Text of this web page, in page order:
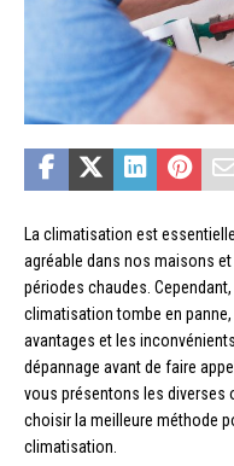
La climatisation est
agréable dans nos maisons
périodes chaudes.
climatisation tombe en
avantages et les
dépannage avant de faire
vous présentons les diverses
choisir la meilleure méthode
climatisation.